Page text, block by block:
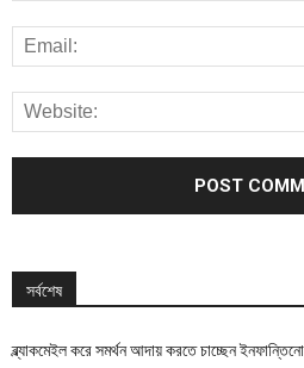
সর্বশেষ
ব্ল্যাকমেইল করে সমর্থন আদায় করতে চাচ্ছেন